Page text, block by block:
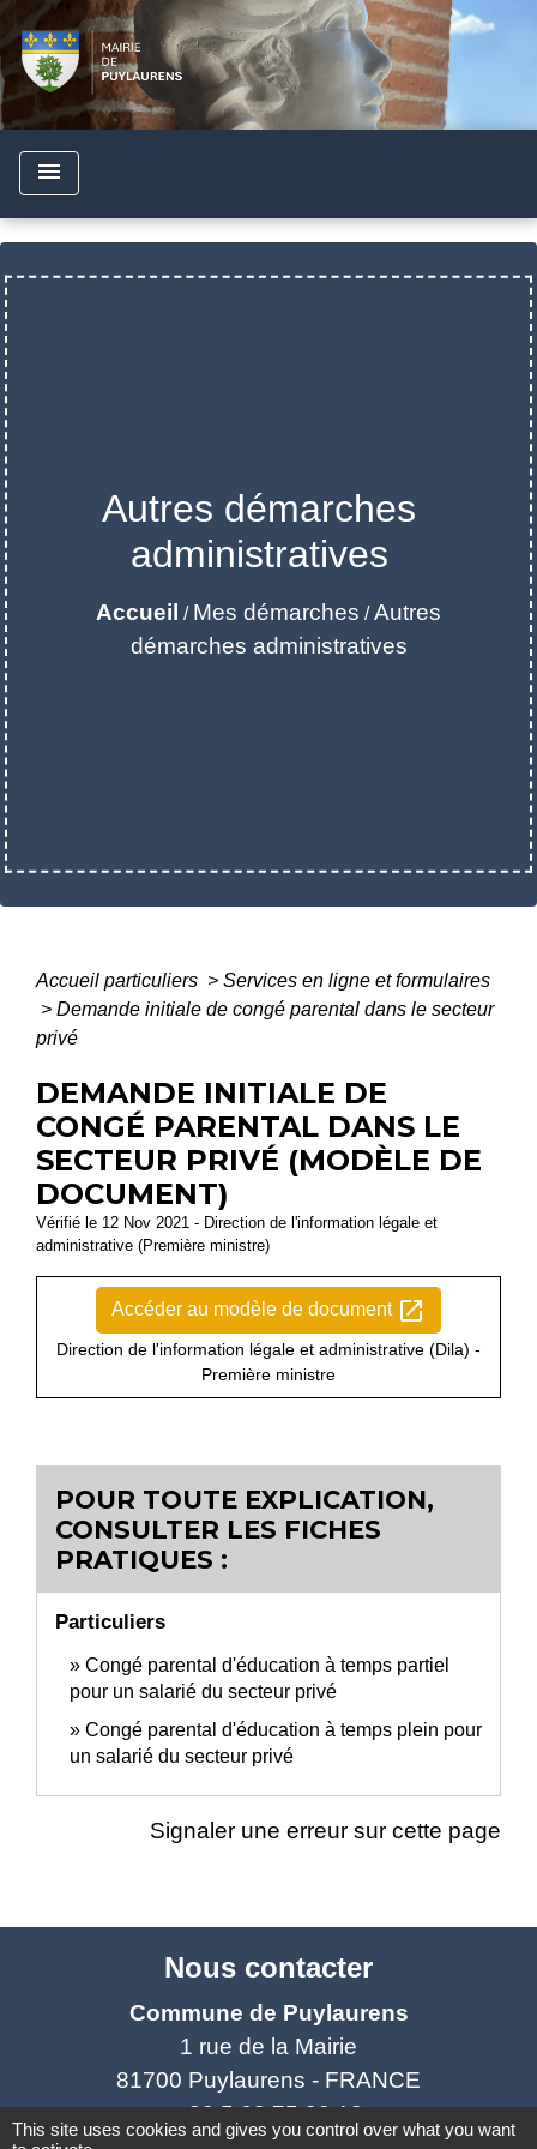
menu
Autres démarches
administratives
Accueil / Mes démarches /Autres
démarches administratives
Accueil particuliers > Services en ligne et formulaires
> Demande initiale de congé parental dans le secteur
privé
DEMANDE INITIALE DE
CONGÉ PARENTAL DANS LE
SECTEUR PRIVÉ (MODÈLE DE
DOCUMENT)
Vérifié le 12 Nov 2021 - Direction de l'information légale et
administrative (Première ministre)
Accéder au modèle de document open_in_new
Direction de l'information légale et administrative (Dila) -
Première ministre
POUR TOUTE EXPLICATION,
CONSULTER LES FICHES
PRATIQUES :
Particuliers
Congé parental d'éducation à temps partiel
pour un salarié du secteur privé
Congé parental d'éducation à temps plein pour
un salarié du secteur privé
Signaler une erreur sur cette page
Nous contacter
Commune de Puylaurens
1 rue de la Mairie
81700 Puylaurens - FRANCE
+33 5 63 75 00 18
This site uses cookies and gives you control over what you want